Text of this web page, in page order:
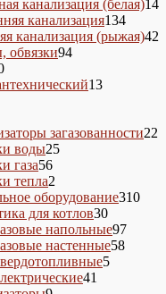
товаров
канализация (белая)1414
канализация134134
товара
канализация (рыжая)42
обвязки9494
20
товаров
1313
загазованности22
воды2525
газа5656
товаров
тепла2
товара
оборудование310310
для котлов3030
товаров
напольные9797
настенные5858
55
41